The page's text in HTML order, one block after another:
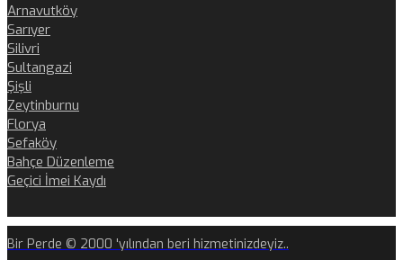
Arnavutköy
Sarıyer
Silivri
Sultangazi
Şişli
Zeytinburnu
Florya
Sefaköy
Bahçe Düzenleme
Geçici İmei Kaydı
Bir Perde © 2000 'yılından beri hizmetinizdeyiz..